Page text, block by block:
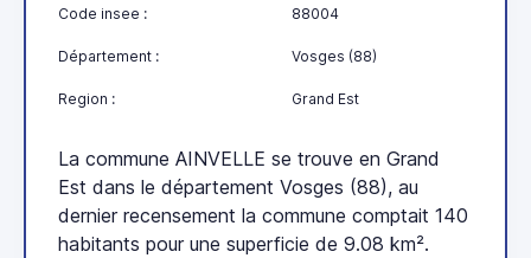
Code insee : 88004
Département : Vosges (88)
Region : Grand Est
La commune AINVELLE se trouve en Grand
Est dans le département Vosges (88), au
dernier recensement la commune comptait 140
habitants pour une superficie de 9.08 km².